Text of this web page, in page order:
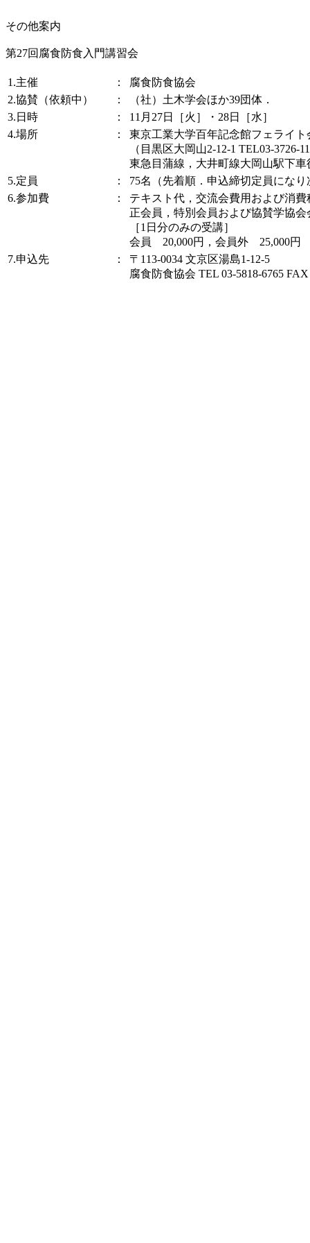
その他案内
第27回腐食防食入門講習会
1.主催 ：
腐食防食協会
2.協賛（依頼中）
：
（社）土木学会ほか39団体．
3.日時
：
11月27日［火］・28日［水］
4.場所
：
東京工業大学百年記念館フェライト
（目黒区大岡山2-12-1 TEL03-3726-
東急目蒲線，大井町線大岡山駅下車
5.定員
：
75名（先着順．申込締切定員にな
6.参加費
：
テキスト代，交流会費用および消費
正会員，特別会員および協賛学協
［1日分のみの受講］
会員 20,000円，会員外 25,000円
7.申込先
：
〒113-0034 文京区湯島1-12-5
腐食防食協会 TEL 03-5818-6765 FAX